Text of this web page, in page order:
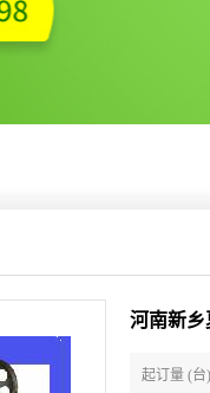
河南新乡
起订量 (台)